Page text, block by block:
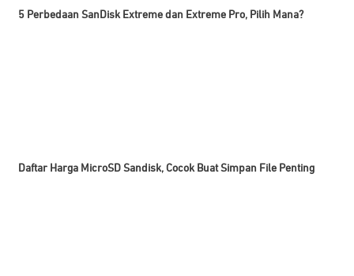
5 Perbedaan SanDisk Extreme dan Extreme Pro, Pilih Mana?
Daftar Harga MicroSD Sandisk, Cocok Buat Simpan File Penting